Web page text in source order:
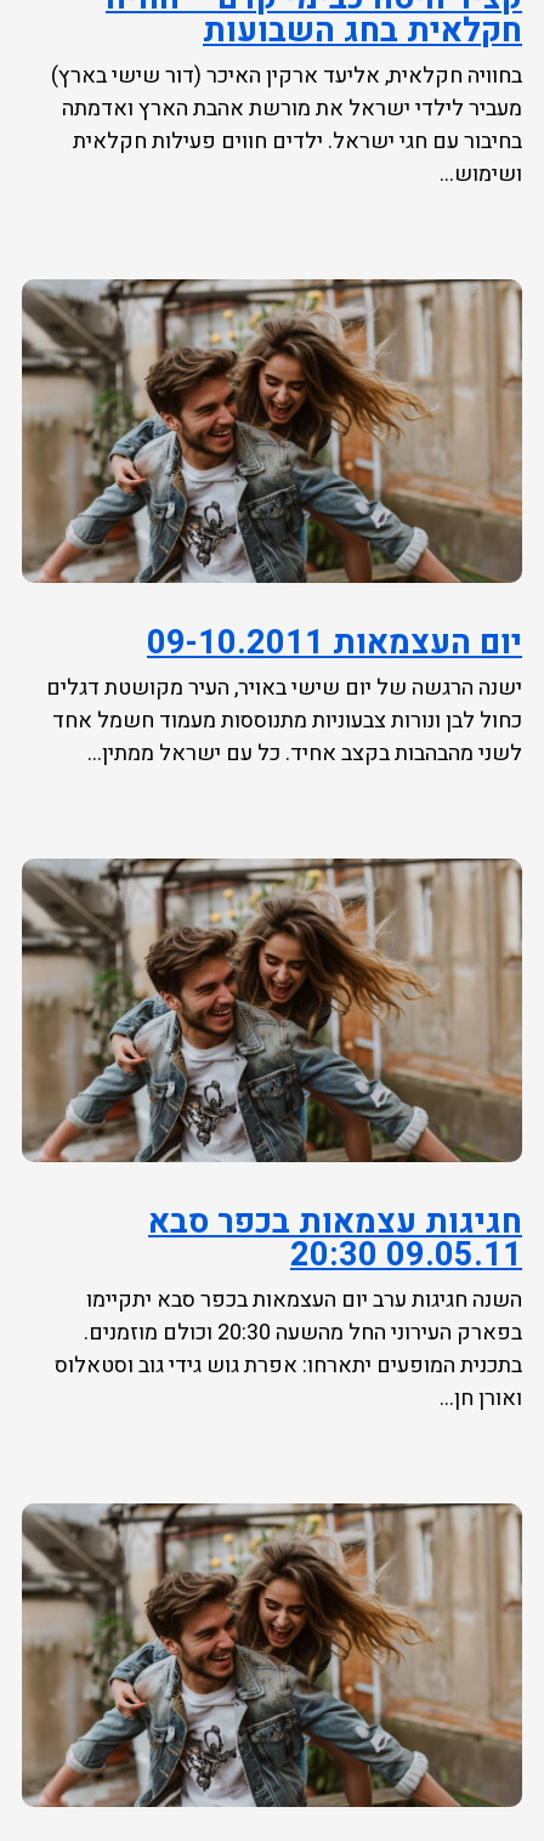
חקלאית בחג השבועות
בחוויה חקלאית, אליעד ארקין האיכר (דור שישי בארץ)
מעביר לילדי ישראל את מורשת אהבת הארץ ואדמתה
בחיבור עם חגי ישראל. ילדים חווים פעילות חקלאית
ושימוש...
יום העצמאות 09-10.2011
ישנה הרגשה של יום שישי באויר, העיר מקושטת דגלים
כחול לבן ונורות צבעוניות מתנוססות מעמוד חשמל אחד
לשני מהבהבות בקצב אחיד. כל עם ישראל ממתין...
חגיגות עצמאות בכפר סבא
09.05.11 20:30
השנה חגיגות ערב יום העצמאות בכפר סבא יתקיימו
בפארק העירוני החל מהשעה 20:30 וכולם מוזמנים.
בתכנית המופעים יתארחו: אפרת גוש גידי גוב וסטאלוס
ואורן חן...